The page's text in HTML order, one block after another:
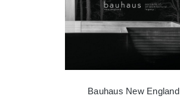
Bauhaus New England